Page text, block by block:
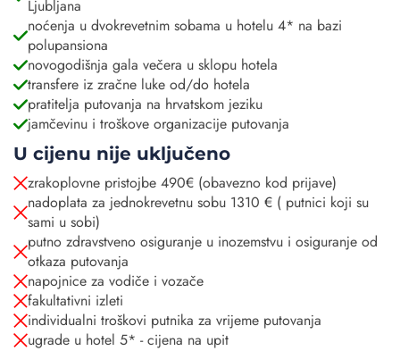
Ljubljana
noćenja u dvokrevetnim sobama u hotelu 4* na bazi
polupansiona
novogodišnja gala večera u sklopu hotela
transfere iz zračne luke od/do hotela
pratitelja putovanja na hrvatskom jeziku
jamčevinu i troškove organizacije putovanja
U cijenu nije uključeno
zrakoplovne pristojbe 490€ (obavezno kod prijave)
nadoplata za jednokrevetnu sobu 1310 € ( putnici koji su
sami u sobi)
putno zdravstveno osiguranje u inozemstvu i osiguranje od
otkaza putovanja
napojnice za vodiče i vozače
fakultativni izleti
individualni troškovi putnika za vrijeme putovanja
ugrade u hotel 5* - cijena na upit